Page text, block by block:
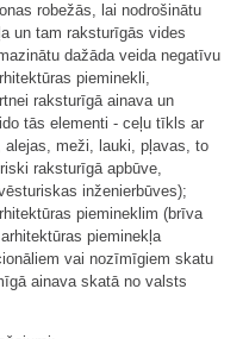
robežās, lai nodrošinātu
un tam raksturīgās vides
dažāda veida negatīvu
pieminekli,
raksturīgā ainava un
tās elementi - ceļu tīkls ar
meži, lauki, pļavas, to
raksturīgā apbūve,
inženierbūves);
piemineklim (brīva
pieminekļa
vai nozīmīgiem skatu
ainava skatā no valsts